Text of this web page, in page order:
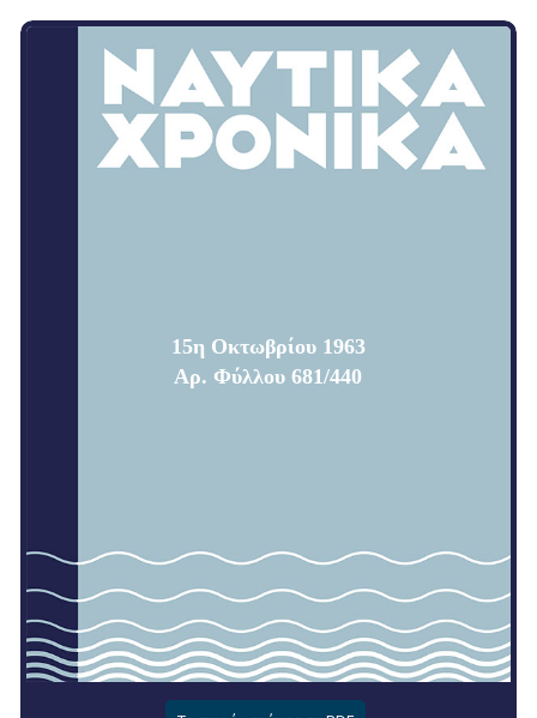
15η Οκτωβρίου 1963
Αρ. Φύλλου 681/440